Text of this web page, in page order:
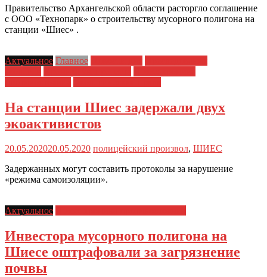
Правительство Архангельской области расторгло соглашение
с ООО «Технопарк» о строительству мусорного полигона на
станции «Шиес» .
Актуальное Главное
На станции Шиес задержали двух
экоактивистов
20.05.202020.05.2020 полицейский произвол, ШИЕС
Задержанных могут составить протоколы за нарушение
«режима самоизоляции».
Актуальное
Инвестора мусорного полигона на
Шиесе оштрафовали за загрязнение
почвы